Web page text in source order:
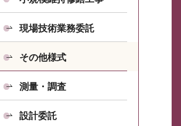
現場技術業務委託
その他様式
測量・調査
設計委託